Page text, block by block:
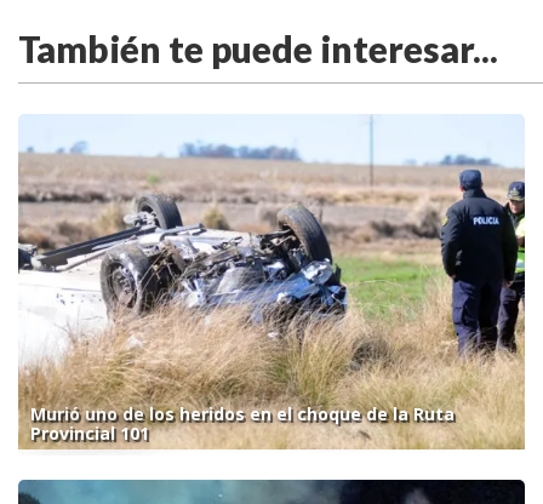
También te puede interesar...
Murió uno de los heridos en el choque de la Ruta
Provincial 101